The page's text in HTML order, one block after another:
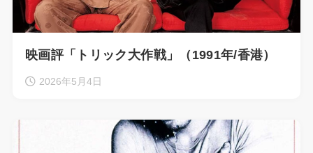
映画評「トリック大作戦」（1991年/香港）
2026年5月4日